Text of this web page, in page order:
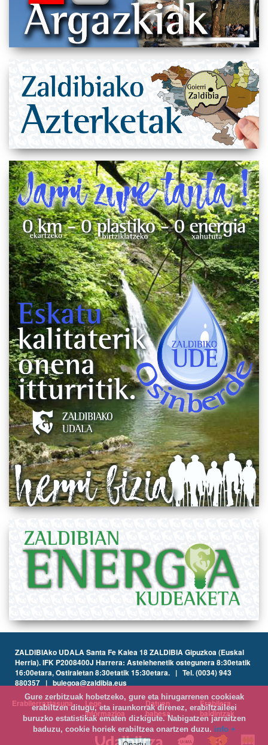
ZALDIBIAko UDALA Santa Fe Kalea 18 ZALDIBIA Gipuzkoa (Euskal
Herria). IFK P2008400J Harrera: Astelehenetik ostegunera 8:30etatik
16:00etara, Ostiraletan 8:30etatik 15:30etara. | Tel. (0034) 943
880357 | bulegoa@zaldibia.eus
Erabilerraztasuna
Lege
informazioa
Datuen
babesa
Erabilera
baldintzak
Gure zerbitzuak hobetzeko, gure eta hirugarrenen cookieak
erabiltzen ditugu, eta iraunkorrak direnez, erabiltzaileei
buruzko estatistikak ematen dizkigute. Nabigatzen jarraitzen
baduzu, cookie horiek erabiltzea onartzen duzu. info +